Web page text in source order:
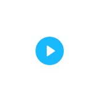
Play